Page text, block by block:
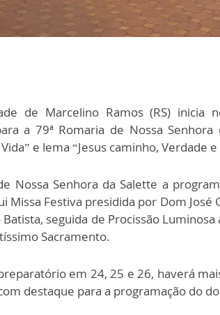
de Marcelino Ramos (RS)
a 79ª Romaria de Nossa
e lema “Jesus caminho, Verdade e
Nossa Senhora da Salette a
Missa Festiva presidida por Dom José
Batista, seguida de Procissão
Sacramento.
em 24, 25 e 26, haverá
destaque para a programação do